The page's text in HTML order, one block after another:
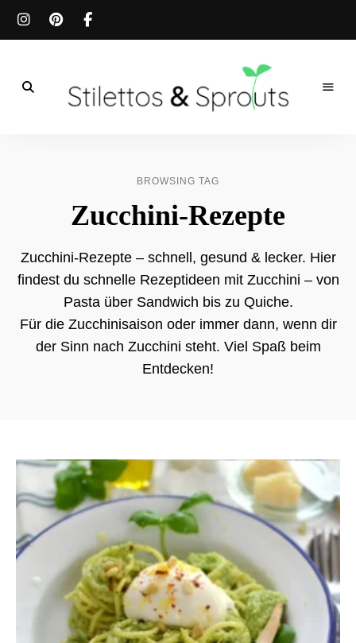
Sprouts
Rezepte
BROWSING TAG
Zucchini-Rezepte
Zucchini-Rezepte – schnell, gesund & lecker. Hier
findest du schnelle Rezeptideen mit Zucchini – von
Pasta über Sandwich bis zu Quiche.
Für die Zucchinisaison oder immer dann, wenn dir
der Sinn nach Zucchini steht. Viel Spaß beim
Entdecken!